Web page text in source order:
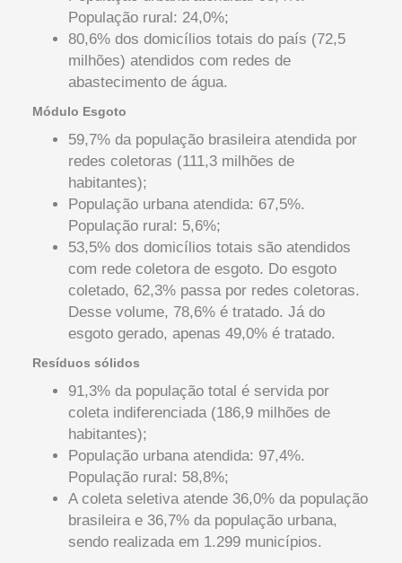
População rural: 24,0%;
80,6% dos domicílios totais do país (72,5
milhões) atendidos com redes de
abastecimento de água.
Módulo Esgoto
59,7% da população brasileira atendida por
redes coletoras (111,3 milhões de
habitantes);
População urbana atendida: 67,5%.
População rural: 5,6%;
53,5% dos domicílios totais são atendidos
com rede coletora de esgoto. Do esgoto
coletado, 62,3% passa por redes coletoras.
Desse volume, 78,6% é tratado. Já do
esgoto gerado, apenas 49,0% é tratado.
Resíduos sólidos
91,3% da população total é servida por
coleta indiferenciada (186,9 milhões de
habitantes);
População urbana atendida: 97,4%.
População rural: 58,8%;
A coleta seletiva atende 36,0% da população
brasileira e 36,7% da população urbana,
sendo realizada em 1.299 municípios.